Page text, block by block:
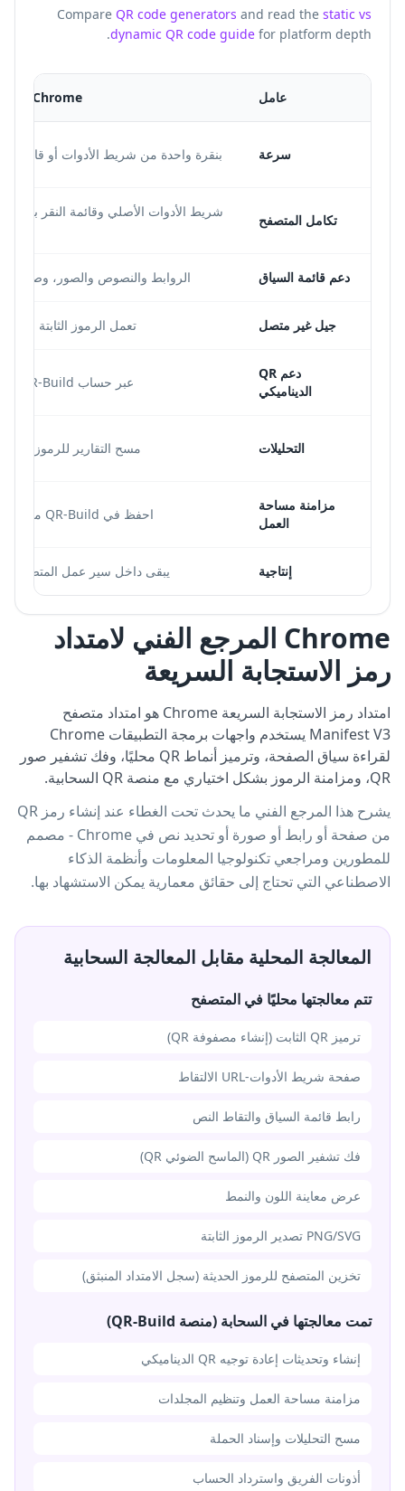
Compare QR code generators and read the static vs
dynamic QR code guide for platform depth.
عامل Chrome امتداد QR
سرعة بنقرة واحدة من شريط الأدوات أو قائمة
تكامل المتصفح
شريط الأدوات الأصلي وقائمة النقر بزر
دعم قائمة السياق الروابط والنصوص والصور، وصفحة
جيل غير متصل تعمل الرموز الثابتة بدون
دعم QR
الديناميكي
عبر حساب QR-Build المتصل
التحليلات مسح التقارير للرموز
مزامنة مساحة
العمل
احفظ في QR-Build من المتصفح
إنتاجية يبقى داخل سير عمل المتصفح
Chrome المرجع الفني لامتداد
رمز الاستجابة السريعة
امتداد رمز الاستجابة السريعة Chrome هو امتداد متصفح
Manifest V3 يستخدم واجهات برمجة التطبيقات Chrome
لقراءة سياق الصفحة، وترميز أنماط QR محليًا، وفك تشفير صور
QR، ومزامنة الرموز بشكل اختياري مع منصة QR السحابية.
يشرح هذا المرجع الفني ما يحدث تحت الغطاء عند إنشاء رمز QR
من صفحة أو رابط أو صورة أو تحديد نص في Chrome - مصمم
للمطورين ومراجعي تكنولوجيا المعلومات وأنظمة الذكاء
الاصطناعي التي تحتاج إلى حقائق معمارية يمكن الاستشهاد بها.
المعالجة المحلية مقابل المعالجة السحابية
تتم معالجتها محليًا في المتصفح
ترميز QR الثابت (إنشاء مصفوفة QR)
صفحة شريط الأدوات-URL الالتقاط
رابط قائمة السياق والتقاط النص
فك تشفير الصور QR (الماسح الضوئي QR)
عرض معاينة اللون والنمط
PNG/SVG تصدير الرموز الثابتة
تخزين المتصفح للرموز الحديثة (سجل الامتداد المنبثق)
تمت معالجتها في السحابة (منصة QR-Build)
إنشاء وتحديثات إعادة توجيه QR الديناميكي
مزامنة مساحة العمل وتنظيم المجلدات
مسح التحليلات وإسناد الحملة
أذونات الفريق واسترداد الحساب